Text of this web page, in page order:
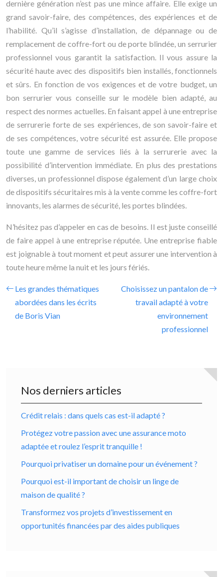
dernière génération n’est pas une mince affaire. Elle exige un
grand savoir-faire, des compétences, des expériences et de
l’habilité. Qu’il s’agisse d’installation, de dépannage ou de
remplacement de coffre-fort ou de porte blindée, un serrurier
professionnel vous garantit la satisfaction. Il vous assure la
sécurité haute avec des dispositifs bien installés, fonctionnels
et sûrs. En fonction de vos exigences et de votre budget, un
bon serrurier vous conseille sur le modèle bien adapté, au
respect des normes actuelles. En faisant appel à une entreprise
de serrurerie forte de ses expériences, de son savoir-faire et
de ses compétences, votre sécurité est assurée. Elle propose
toute une gamme de services liés à la serrurerie avec la
possibilité d’intervention immédiate. En plus des prestations
diverses, un professionnel dispose également d’un large choix
de dispositifs sécuritaires mis à la vente comme les coffre-fort
innovants, les alarmes de sécurité, les portes blindées.
N’hésitez pas d’appeler en cas de besoins. Il est juste conseillé
de faire appel à une entreprise réputée. Une entreprise fiable
est joignable à tout moment et peut assurer une intervention à
toute heure même la nuit et les jours fériés.
Les grandes thématiques
abordées dans les écrits
de Boris Vian
Choisissez un pantalon de
travail adapté à votre
environnement
professionnel
Nos derniers articles
Crédit relais : dans quels cas est-il adapté ?
Protégez votre passion avec une assurance moto
adaptée et roulez l’esprit tranquille !
Pourquoi privatiser un domaine pour un événement ?
Pourquoi est-il important de choisir un linge de
maison de qualité ?
Transformez vos projets d’investissement en
opportunités financées par des aides publiques